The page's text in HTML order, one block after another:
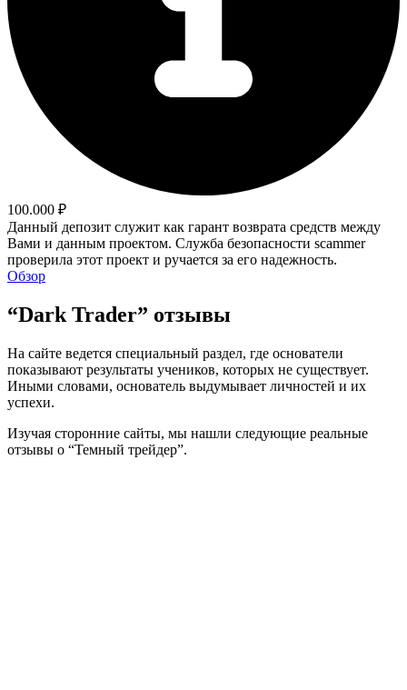
100.000 ₽
Данный депозит служит как гарант возврата средств между
Вами и данным проектом. Служба безопасности scammer
проверила этот проект и ручается за его надежность.
Обзор
“Dark Trader” отзывы
На сайте ведется специальный раздел, где основатели
показывают результаты учеников, которых не существует.
Иными словами, основатель выдумывает личностей и их
успехи.
Изучая сторонние сайты, мы нашли следующие реальные
отзывы о “Темный трейдер”.